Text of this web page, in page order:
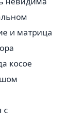
и матрица
косое
с